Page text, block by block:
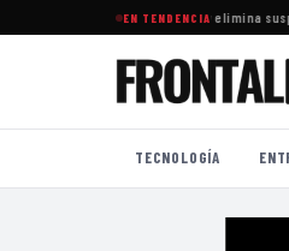
EN TENDENCIA
escolar 2026-2027 y elimina
TECNOLOGÍA